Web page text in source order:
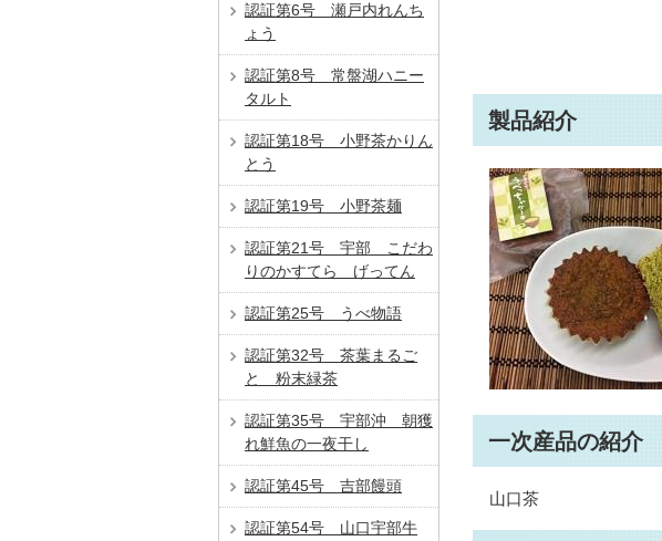
製品紹介
一次産品の紹介
山口茶
認証第6号 瀬戸内れんち
ょう
認証第8号 常盤湖ハニー
タルト
認証第18号 小野茶かりん
とう
認証第19号 小野茶麺
認証第21号 宇部 こだわ
りのかすてら げってん
認証第25号 うべ物語
認証第32号 茶葉まるご
と 粉末緑茶
認証第35号 宇部沖 朝獲
れ鮮魚の一夜干し
認証第45号 吉部饅頭
認証第54号 山口宇部牛